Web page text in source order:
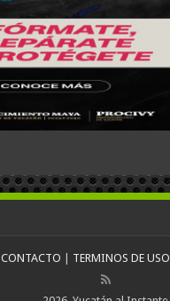
CONTACTO TERMINOS DE USO